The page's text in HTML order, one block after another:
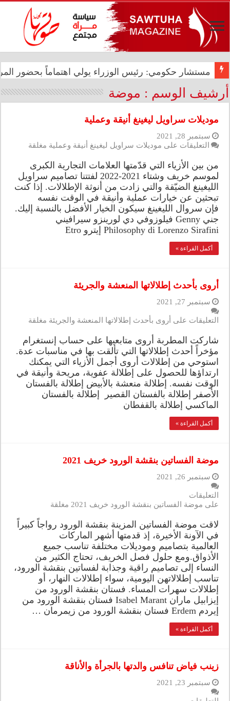
مستشار حكومي: رئيس الوزراء يولي اهتماماً بحضور
أرشيف الوسم : موضة
موديلات سراويل ليغينغ أنيقة وعملية
سبتمبر 28, 2021
التعليقات على موديلات سراويل ليغينغ أنيقة وعملية مغلقة
من بين الأزياء التي قدّمتها العلامات التجارية الكبرى
لموسم خريف وشتاء 2021-2022 لفتتنا تصاميم سراويل
الليغينغ الضيّقة والتي زادت من أنوثة الإطلالات. إذا كنت
تبحثين عن خيارات عملية وأنيقة في الوقت نفسه
فإن سروال الليغينغ سيكون الخيار الأفضل بالنسبة إليك.
جني Genny فيلوزوفي دي لورينزو سيرافيني
Philosophy di Lorenzo Sirafini إيترو Etro
أكمل القراءة »
أروى بأحدث إطلالاتها المنعشة والجريئة
سبتمبر 27, 2021
التعليقات على أروى بأحدث إطلالاتها المنعشة والجريئة مغلقة
شاركت المطربة أروى متابعيها على حساب إنستغرام
مؤخراً أحدث إطلالاتها التي تألقت بها في مناسبات عدة.
استوحي من إطلالات أروى أجمل الأزياء التي يمكنك
ارتداؤها للحصول على إطلالة عفوية، مريحة وأنيقة في
الوقت نفسه. إطلالة منعشة بالأبيض إطلالة بالفستان
الأصفر إطلالة بالفستان القصير إطلالة بالفستان
الماكسي إطلالة بالقفطان
أكمل القراءة »
موضة الفساتين بنقشة الورود خريف 2021
سبتمبر 26, 2021
التعليقات
على موضة الفساتين بنقشة الورود خريف 2021 مغلقة
لاقت موضة الفساتين المزينة بنقشة الورود رواجاً كبيراً
في الآونة الأخيرة، إذ قدمتها أشهر الماركات
العالمية بتصاميم وموديلات مختلفة تناسب جميع
الأذواق.ومع حلول فصل الخريف، تحتاج الكثير من
النساء إلى تصاميم راقية وجذابة لفساتين بنقشة الورود،
تناسب إطلالاتهن اليومية، سواء إطلالات النهار، أو
إطلالات سهرات المساء. فستان بنقشة الورود من
إيزابيل ماران Isabel Marant فستان بنقشة الورود من
إيردم Erdem فستان بنقشة الورود من زيمرمان …
أكمل القراءة »
زينب فياض تنافس والدتها بالجرأة والأناقة
سبتمبر 23, 2021